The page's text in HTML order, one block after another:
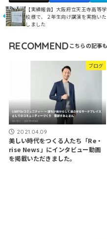
【実績報告】大阪府立天王寺高等学
校様で、２年生向け講演を実施いた
しました
RECOMMEND
ブログ
2021.04.09
美しい時代をつくる人たち「Re・
rise News」にインタビュー動画
を掲載いただきました。